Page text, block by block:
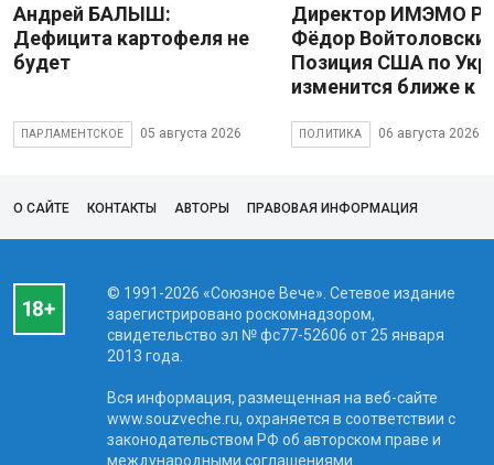
Андрей БАЛЫШ:
Дефицита картофеля не
будет
ПАРЛАМЕНТСКОЕ 05 августа 2026
Директор ИМЭМО
Фёдор
Позиция США по
изменится ближе к
ПОЛИТИКА 06 августа 2026
О САЙТЕ КОНТАКТЫ АВТОРЫ ПРАВОВАЯ ИНФОРМАЦИЯ
© 1991-2026 «Союзное Вече». Сетевое издание
зарегистрировано роскомнадзором,
свидетельство эл № фc77-52606 от 25 января
2013 года.
Вся информация, размещенная на веб-сайте
www.souzveche.ru, охраняется в соответствии с
законодательством РФ об авторском праве и
международными соглашениями.